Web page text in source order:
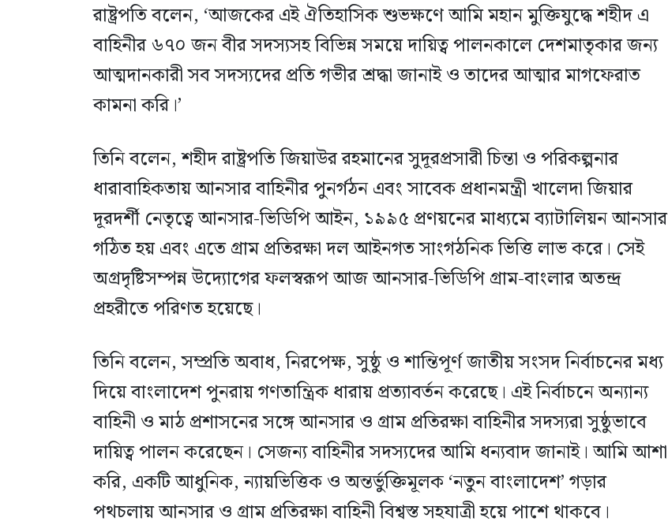
রাষ্ট্রপতি বলেন, ‘আজকের এই ঐতিহাসিক শুভক্ষণে আমি মহান মুক্তিযুদ্ধে শহীদ এ
বাহিনীর ৬৭০ জন বীর সদস্যসহ বিভিন্ন সময়ে দায়িত্ব পালনকালে দেশমাতৃকার জন্য
আত্মদানকারী সব সদস্যদের প্রতি গভীর শ্রদ্ধা জানাই ও তাদের আত্মার মাগফেরাত
কামনা করি।’
তিনি বলেন, শহীদ রাষ্ট্রপতি জিয়াউর রহমানের সুদূরপ্রসারী চিন্তা ও পরিকল্পনার
ধারাবাহিকতায় আনসার বাহিনীর পুনর্গঠন এবং সাবেক প্রধানমন্ত্রী খালেদা জিয়ার
দূরদর্শী নেতৃত্বে আনসার-ভিডিপি আইন, ১৯৯৫ প্রণয়নের মাধ্যমে ব্যাটালিয়ন আনসার
গঠিত হয় এবং এতে গ্রাম প্রতিরক্ষা দল আইনগত সাংগঠনিক ভিত্তি লাভ করে। সেই
অগ্রদৃষ্টিসম্পন্ন উদ্যোগের ফলস্বরূপ আজ আনসার-ভিডিপি গ্রাম-বাংলার অতন্দ্র
প্রহরীতে পরিণত হয়েছে।
তিনি বলেন, সম্প্রতি অবাধ, নিরপেক্ষ, সুষ্ঠু ও শান্তিপূর্ণ জাতীয় সংসদ নির্বাচনের মধ্য
দিয়ে বাংলাদেশ পুনরায় গণতান্ত্রিক ধারায় প্রত্যাবর্তন করেছে। এই নির্বাচনে অন্যান্য
বাহিনী ও মাঠ প্রশাসনের সঙ্গে আনসার ও গ্রাম প্রতিরক্ষা বাহিনীর সদস্যরা সুষ্ঠুভাবে
দায়িত্ব পালন করেছেন। সেজন্য বাহিনীর সদস্যদের আমি ধন্যবাদ জানাই। আমি আশা
করি, একটি আধুনিক, ন্যায়ভিত্তিক ও অন্তর্ভুক্তিমূলক ‘নতুন বাংলাদেশ’ গড়ার
পথচলায় আনসার ও গ্রাম প্রতিরক্ষা বাহিনী বিশ্বস্ত সহযাত্রী হয়ে পাশে থাকবে।